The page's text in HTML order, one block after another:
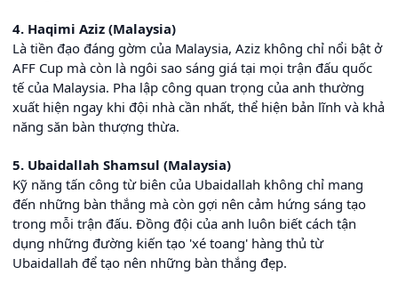
4. Haqimi Aziz (Malaysia)
Là tiền đạo đáng gờm của Malaysia, Aziz không chỉ nổi bật ở
AFF Cup mà còn là ngôi sao sáng giá tại mọi trận đấu quốc
tế của Malaysia. Pha lập công quan trọng của anh thường
xuất hiện ngay khi đội nhà cần nhất, thể hiện bản lĩnh và khả
năng săn bàn thượng thừa.
5. Ubaidallah Shamsul (Malaysia)
Kỹ năng tấn công từ biên của Ubaidallah không chỉ mang
đến những bàn thắng mà còn gợi nên cảm hứng sáng tạo
trong mỗi trận đấu. Đồng đội của anh luôn biết cách tận
dụng những đường kiến tạo 'xé toang' hàng thủ từ
Ubaidallah để tạo nên những bàn thắng đẹp.